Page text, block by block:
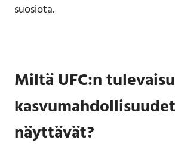
suosiota.
Miltä UFC:n
kasvumahdollisuudet
näyttävät?